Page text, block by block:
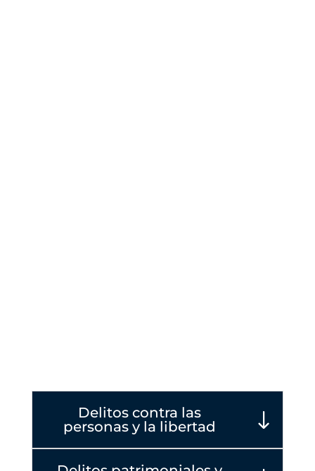
Delitos contra las
personas y la libertad